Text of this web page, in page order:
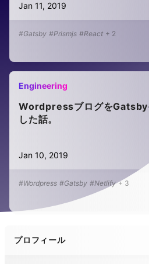
Jan 11, 2019
#Gatsby #Prismjs #React + 2
Engineering
Wordpressブログを
した話。
Jan 10, 2019
#Wordpress #Gatsby #Netlify + 3
プロフィール